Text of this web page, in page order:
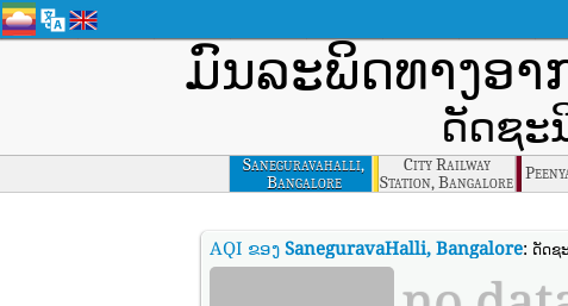
ມົນລະພິດທາງອາ
ດັດຊະ
Saneguravahalli,
Bangalore
City Railway
Station, Bangalore
AQI ຂອງ SaneguravaHalli, Bangalore: ດັດຊ